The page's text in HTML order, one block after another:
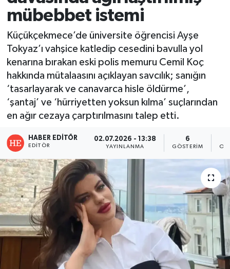
mübebbet istemi
Küçükçekmece’de üniversite öğrencisi Ayşe
Tokyaz’ı vahşice katledip cesedini bavulla yol
kenarına bırakan eski polis memuru Cemil Koç
hakkında mütalaasını açıklayan savcılık; sanığın
‘tasarlayarak ve canavarca hisle öldürme’,
‘şantaj’ ve ‘hürriyetten yoksun kılma’ suçlarından
en ağır cezaya çarptırılmasını talep etti.
HABER EDITÖR
EDITÖR
02.07.2026 - 13:38
YAYINLANMA
6
GÖSTERIM